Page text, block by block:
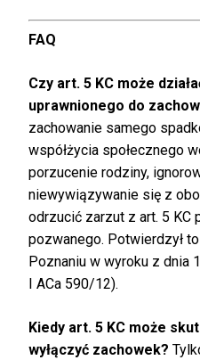
FAQ
Czy art. 5 KC może
uprawnionego do
zachowanie samego
współżycia społecznego
porzucenie rodziny,
niewywiązywanie się z
odrzucić zarzut z art. 5 KC
pozwanego. Potwierdzył
Poznaniu w wyroku z dnia
I ACa 590/12).
Kiedy art. 5 KC może
wyłączyć zachowek?